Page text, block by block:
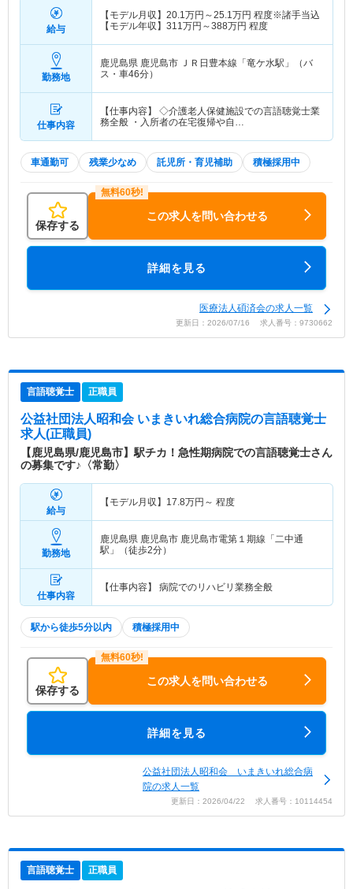
給与
【モデル月収】 20.1万円～25.1万円 程度※諸手当込
【モデル年収】 311万円～388万円 程度
勤務地
鹿児島県 鹿児島市 ＪＲ日豊本線「竜ケ水駅」（バ
ス・車46分）
仕事内容
【仕事内容】 ◇介護老人保健施設での言語聴覚士業
務全般 ・入所者の在宅復帰や自…
車通勤可 残業少なめ 託児所・育児補助 積極採用中
保存する
この求人を問い合わせる
詳細を見る
医療法人碩済会の求人一覧
更新日：2026/07/16 求人番号：9730662
言語聴覚士 正職員
公益社団法人昭和会 いまきいれ総合病院の言語聴覚士
求人(正職員)
【鹿児島県/鹿児島市】駅チカ！急性期病院での言語聴覚士さん
の募集です♪〈常勤〉
給与
【モデル月収】 17.8万円～ 程度
勤務地
鹿児島県 鹿児島市 鹿児島市電第１期線「二中通
駅」（徒歩2分）
仕事内容
【仕事内容】 病院でのリハビリ業務全般
駅から徒歩5分以内 積極採用中
保存する
この求人を問い合わせる
詳細を見る
公益社団法人昭和会 いまきいれ総合病
院の求人一覧
更新日：2026/04/22 求人番号：10114454
言語聴覚士 正職員